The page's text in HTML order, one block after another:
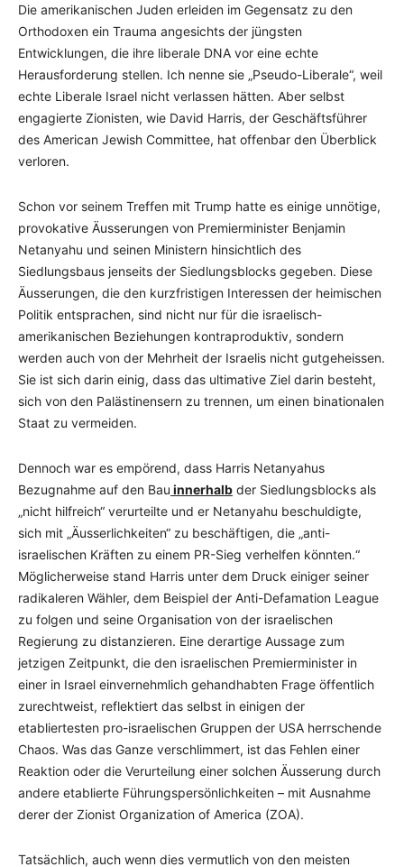
Die amerikanischen Juden erleiden im Gegensatz zu den
Orthodoxen ein Trauma angesichts der jüngsten
Entwicklungen, die ihre liberale DNA vor eine echte
Herausforderung stellen. Ich nenne sie „Pseudo-Liberale“, weil
echte Liberale Israel nicht verlassen hätten. Aber selbst
engagierte Zionisten, wie David Harris, der Geschäftsführer
des American Jewish Committee, hat offenbar den Überblick
verloren.
Schon vor seinem Treffen mit Trump hatte es einige unnötige,
provokative Äusserungen von Premierminister Benjamin
Netanyahu und seinen Ministern hinsichtlich des
Siedlungsbaus jenseits der Siedlungsblocks gegeben. Diese
Äusserungen, die den kurzfristigen Interessen der heimischen
Politik entsprachen, sind nicht nur für die israelisch-
amerikanischen Beziehungen kontraproduktiv, sondern
werden auch von der Mehrheit der Israelis nicht gutgeheissen.
Sie ist sich darin einig, dass das ultimative Ziel darin besteht,
sich von den Palästinensern zu trennen, um einen binationalen
Staat zu vermeiden.
Dennoch war es empörend, dass Harris Netanyahus
Bezugnahme auf den Bau innerhalb der Siedlungsblocks als
„nicht hilfreich“ verurteilte und er Netanyahu beschuldigte,
sich mit „Äusserlichkeiten“ zu beschäftigen, die „anti-
israelischen Kräften zu einem PR-Sieg verhelfen könnten.“
Möglicherweise stand Harris unter dem Druck einiger seiner
radikaleren Wähler, dem Beispiel der Anti-Defamation League
zu folgen und seine Organisation von der israelischen
Regierung zu distanzieren. Eine derartige Aussage zum
jetzigen Zeitpunkt, die den israelischen Premierminister in
einer in Israel einvernehmlich gehandhabten Frage öffentlich
zurechtweist, reflektiert das selbst in einigen der
etabliertesten pro-israelischen Gruppen der USA herrschende
Chaos. Was das Ganze verschlimmert, ist das Fehlen einer
Reaktion oder die Verurteilung einer solchen Äusserung durch
andere etablierte Führungspersönlichkeiten – mit Ausnahme
derer der Zionist Organization of America (ZOA).
Tatsächlich, auch wenn dies vermutlich von den meisten